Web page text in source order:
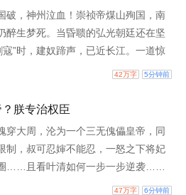
，自以为是的废柴们，交上你们最有价
助我…… 肉身成圣。
破，神州泣血！崇祯帝煤山殉国，南
醉生梦死。当昏聩的弘光朝廷还在坚
寇”时，建奴蹄声，已近长江。一道惊
年睁眼，已成大明最后的希望！ 他是
弄权误国，江北四镇各怀鬼胎，左良
片土地的将是三百年的黑暗沉沦！ 以
天半子！这一世，绝不让华夏再剃发
靖难”
42万字 5分钟前
朕专治权臣
穿大周，沦为一个三无傀儡皇帝，同
制，叔可忍婶不能忍，一怒之下将妃
……且看叶清如何一步一步逆袭……
47万字 6分钟前